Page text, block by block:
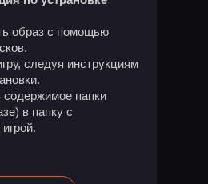
образ с помощью
следуя инструкциям
содержимое папки
в папку с